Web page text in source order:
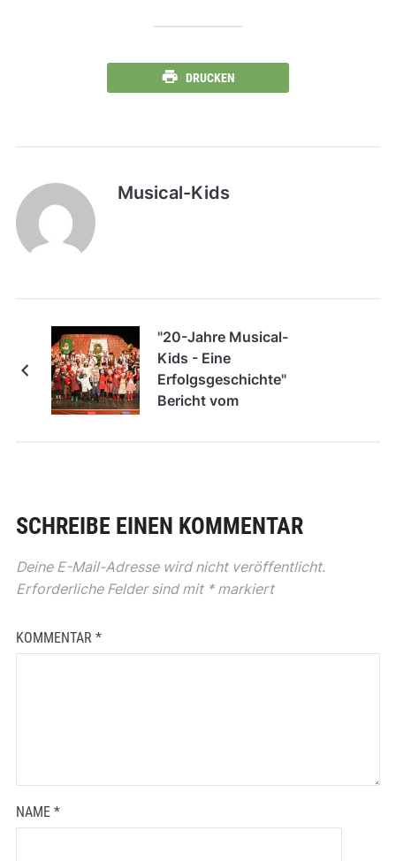
DRUCKEN
Musical-Kids
"20-Jahre Musical-
Kids - Eine
Erfolgsgeschichte"
Bericht vom
SCHREIBE EINEN KOMMENTAR
Deine E-Mail-Adresse wird nicht veröffentlicht.
Erforderliche Felder sind mit *markiert
KOMMENTAR *
NAME *